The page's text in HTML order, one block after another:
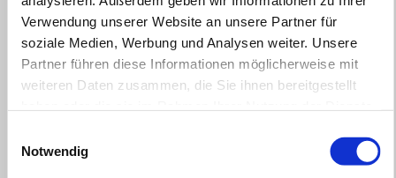
Verwendung unserer Website an unsere Partner für
soziale Medien, Werbung und Analysen weiter. Unsere
Partner führen diese Informationen möglicherweise mit
weiteren Daten zusammen, die Sie ihnen bereitgestellt
Notwendig
aprilia Tuono V4 Touring - AKTION € 17.990